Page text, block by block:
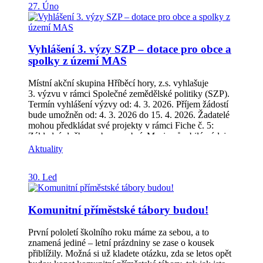
https://poznejte.hribecihory.cz/komunitni-tabory/ Pokud
víte o dalších rodičích, kteří řeší letní program pro děti,
pošlete jim tento příspěvek.
27. Úno
Vyhlášení 3. výzy SZP – dotace pro obce a
spolky z území MAS
Místní akční skupina Hříběcí hory, z.s. vyhlašuje
3. výzvu v rámci Společné zemědělské politiky (SZP).
Termín vyhlášení výzvy od: 4. 3. 2026. Příjem žádostí
bude umožněn od: 4. 3. 2026 do 15. 4. 2026. Žadatelé
mohou předkládat své projekty v rámci Fiche č. 5:
Základní služby a obnova obcí. Mezi způsobilé výdaje
patří nákup vybavení a stavební úpravy v těchto
oblastech: Kulturní, spolková a společenská zařízení,
knihoven Drobná infrastruktura a základní služby –
zastávky veřejné dopravy, hřbitovy, dětská hřiště a
technika včetně zázemí Drobné památky místního
památek místního významu)Školská zařízení (zařízení
školního stravování, školní sportoviště/tělocvičny a
venkovní prostory) Základní informace k výzvě:
Aktuality
30. Led
Komunitní příměstské tábory budou!
První pololetí školního roku máme za sebou, a to
znamená jediné – letní prázdniny se zase o kousek
přiblížily. Možná si už kladete otázku, zda se letos opět